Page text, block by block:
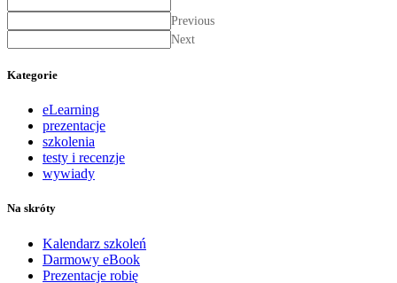
Previous
Next
Kategorie
eLearning
prezentacje
szkolenia
testy i recenzje
wywiady
Na skróty
Kalendarz szkoleń
Darmowy eBook
Prezentacje robię